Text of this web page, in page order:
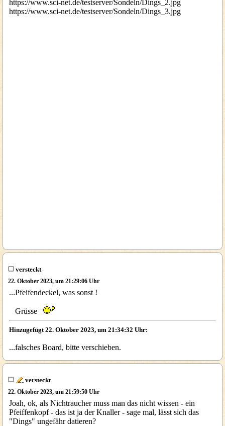
https://www.sci-net.de/testserver/Sondeln/Dings_2.jpg
https://www.sci-net.de/testserver/Sondeln/Dings_3.jpg
versteckt
22. Oktober 2023, um 21:29:06 Uhr
...Pfeifendeckel, was sonst !
Grüsse
Hinzugefügt 22. Oktober 2023, um 21:34:32 Uhr:
...falsches Board, bitte verschieben.
versteckt
22. Oktober 2023, um 21:59:50 Uhr
Joah, ok, als Nichtraucher muss man das nicht wissen - ein
Pfeiffenkopf - das ist ja der Knaller - sage mal, lässt sich das
"Dings" ungefähr datieren?